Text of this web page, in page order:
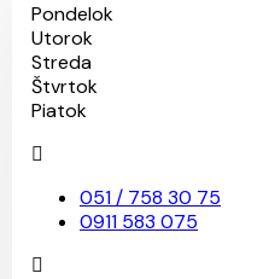
Pondelok
Utorok
Streda
Štvrtok
Piatok
051 / 758 30 75
0911 583 075